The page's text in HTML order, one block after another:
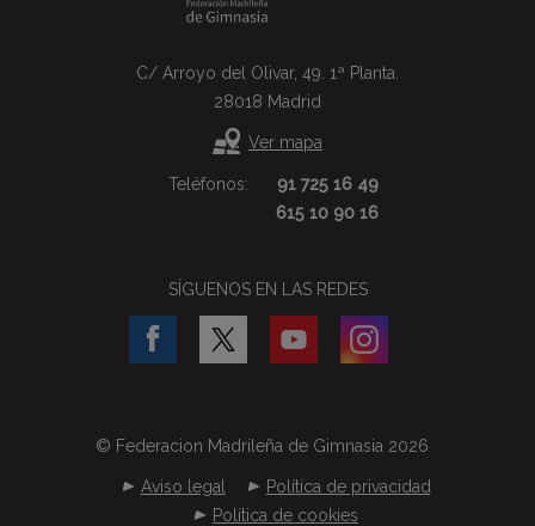
C/ Arroyo del Olivar, 49. 1ª Planta.
28018 Madrid
Ver mapa
Teléfonos:
91 725 16 49
615 10 90 16
SÍGUENOS EN LAS REDES
© Federacion Madrileña de Gimnasia 2026
Aviso legal
Política de privacidad
Política de cookies